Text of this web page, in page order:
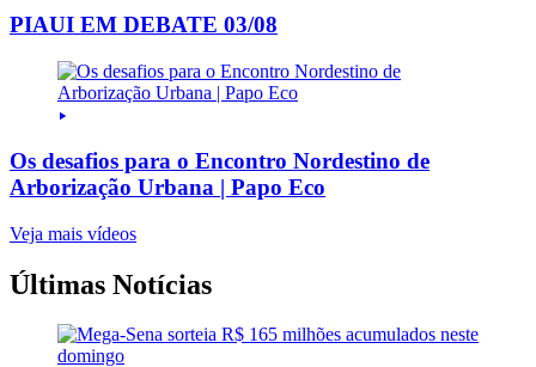
PIAUI EM DEBATE 03/08
Os desafios para o Encontro Nordestino de
Arborização Urbana | Papo Eco
Veja mais vídeos
Últimas Notícias